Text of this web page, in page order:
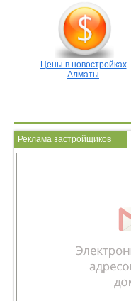
Цены в новостройках
Алматы
Реклама застройщиков